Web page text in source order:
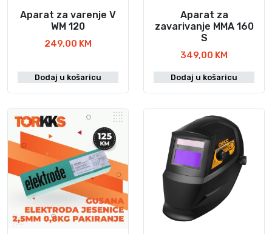
Aparat za varenje V
WM 120
249,00 KM
Dodaj u košaricu
Aparat za
zavarivanje MMA 160
S
349,00 KM
Dodaj u košaricu